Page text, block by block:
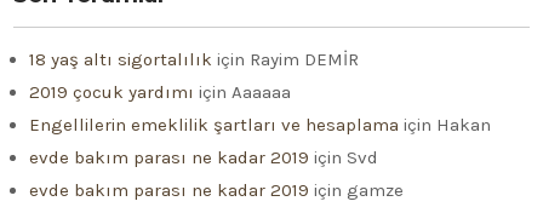
18 yaş altı sigortalılık için Rayim DEMİR
2019 çocuk yardımı içinAaaaaa
Engellilerin emeklilik şartları ve hesaplama için Hakan
evde bakım parası ne kadar 2019 için Svd
evde bakım parası ne kadar 2019 için gamze